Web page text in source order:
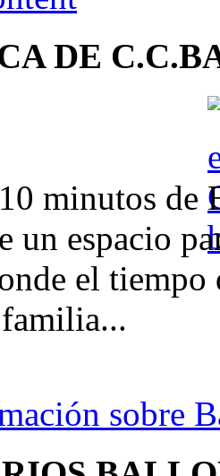
DE
minutos de
un espacio
el tiempo
sobre